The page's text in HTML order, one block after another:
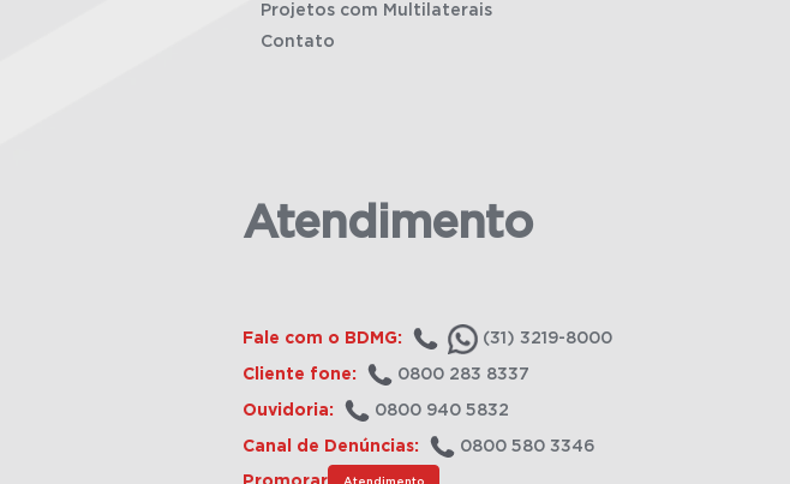
Projetos com Multilaterais
Contato
Atendimento
Fale com o BDMG: (31) 3219-8000
Cliente fone: 0800 283 8337
Ouvidoria: 0800 940 5832
Canal de Denúncias: 0800 580 3346
Atendimento